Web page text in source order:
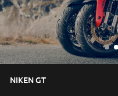
NIKEN GT